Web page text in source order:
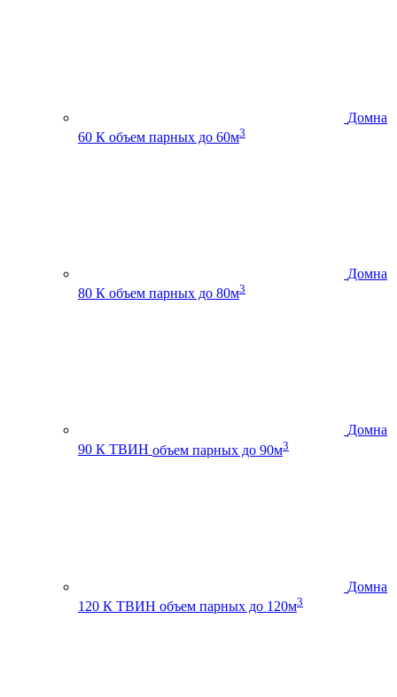
Домна
60 К объем парных до 60м3
Домна
80 К объем парных до 80м3
Домна
90 К ТВИН объем парных до 90м3
Домна
120 К ТВИН объем парных до 120м3